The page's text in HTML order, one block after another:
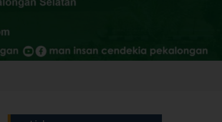
e-Link